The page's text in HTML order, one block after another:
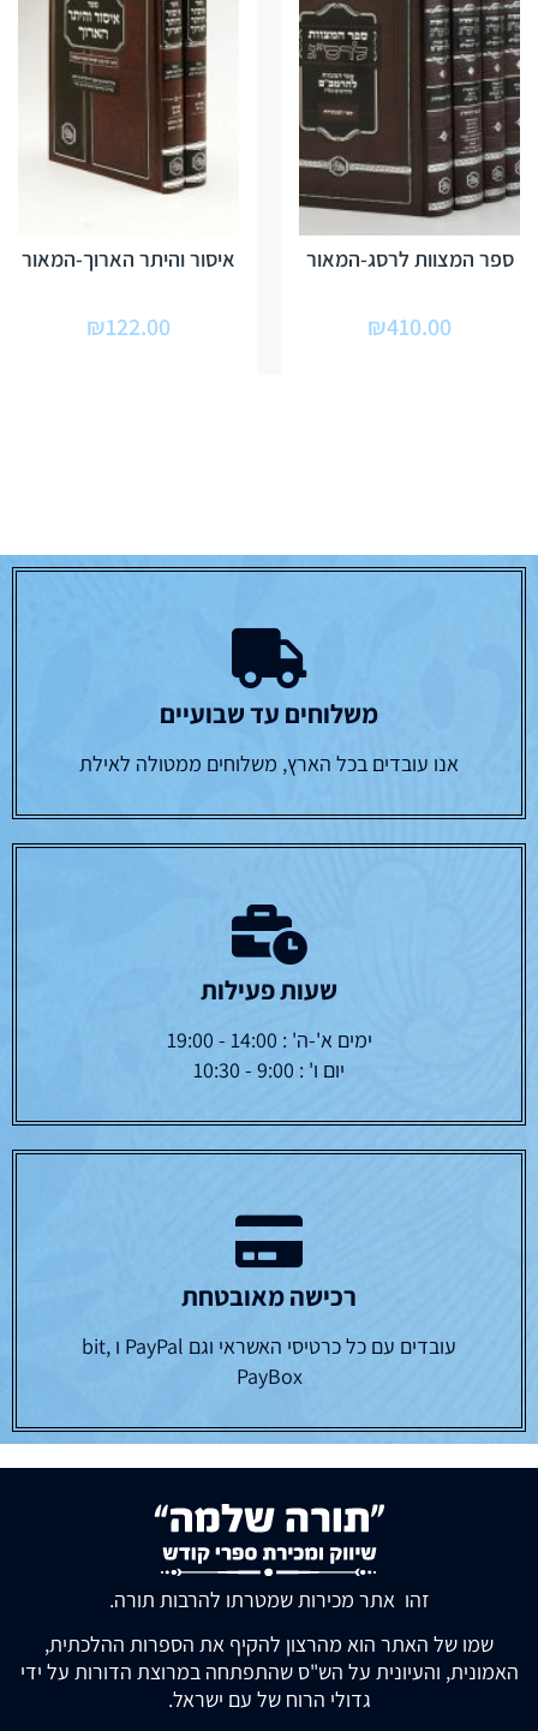
ספר המצוות לרסג-המאור
₪410.00
איסור והיתר הארוך-המאור
₪122.00
משלוחים עד שבועיים
אנו עובדים בכל הארץ, משלוחים ממטולה לאילת
שעות פעילות
ימים א'-ה' : 14:00 - 19:00
יום ו' : 9:00 - 10:30
רכישה מאובטחת
עובדים עם כל כרטיסי האשראי וגם PayPal ו bit,
PayBox
זהו אתר מכירות שמטרתו להרבות תורה.
שמו של האתר הוא מהרצון להקיף את הספרות ההלכתית,
האמונית, והעיונית על הש"ס שהתפתחה במרוצת הדורות על ידי
גדולי הרוח של עם ישראל.